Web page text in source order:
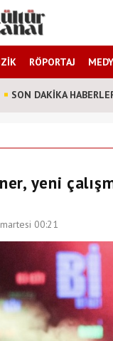
RÖPORTAJ
SON DAKİKA
yeni
00:21